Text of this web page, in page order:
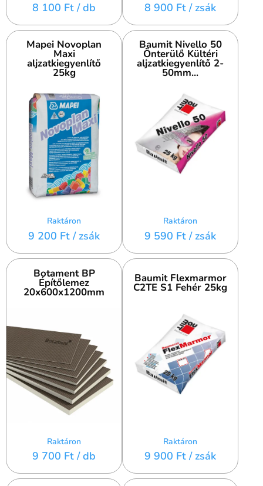
8 100 Ft / db 8 900 Ft / zsák
Mapei Novoplan
Maxi
aljzatkiegyenlítő
25kg
Raktáron
9 200 Ft / zsák
Baumit Nivello 50
Önterülő Kültéri
aljzatkiegyenlítő 2-
50mm...
Raktáron
9 590 Ft / zsák
Botament BP
Építőlemez
20x600x1200mm
Raktáron
9 700 Ft / db
Baumit Flexmarmor
C2TE S1 Fehér 25kg
Raktáron
9 900 Ft / zsák